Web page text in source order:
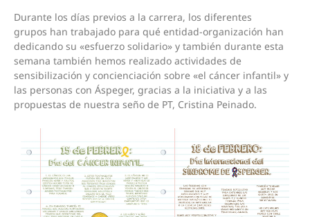
Durante los días previos a la carrera, los diferentes
grupos han trabajado para qué entidad-organización han
dedicando su «esfuerzo solidario» y también durante esta
semana también hemos realizado actividades de
sensibilización y concienciación sobre «el cáncer infantil» y
las personas con Áspeger, gracias a la iniciativa y a las
propuestas de nuestra seño de PT, Cristina Peinado.